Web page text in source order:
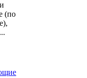
(по